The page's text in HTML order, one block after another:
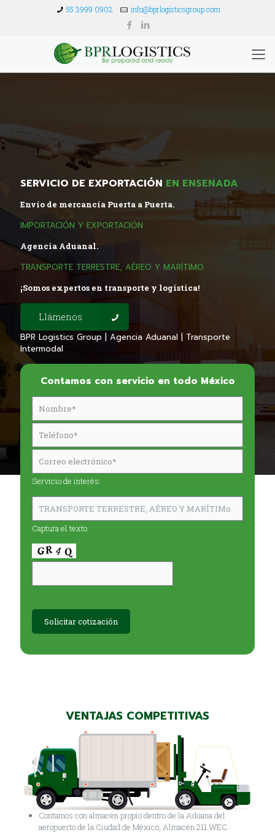
55 3999 0902 info@bprlogisticsgroup.com
SERVICIO DE EXPORTACIÓN EN ENSENADA
Envío de mercancía Puerta a Puerta.
IMPORTACIÓN Y EXPORTACIÓN
Agencia Aduanal.
TRANSPORTE TERRESTRE, AÉREO Y MARÍTIMO
¡Somos expertos en transporte y logística!
Llámenos
BPR Logistics Group | Agencia Aduanal | Transporte
Intermodal
Contamos con servicio en todo México
Servicio de interés:
Captura el texto:
VENTAJAS COMPETITIVAS
Contamos con almacén propio dentro de la Aduana del
aeropuerto de la Ciudad de México, Almacén 211 WEC.